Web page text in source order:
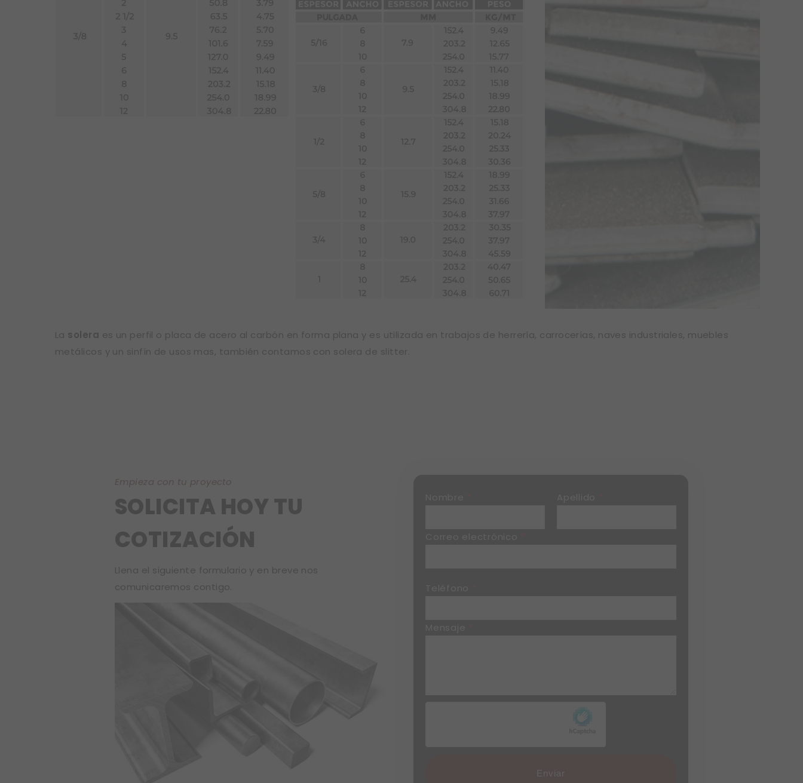
La solera es un perfil o placa de acero al carbón en forma plana y es utilizada en trabajos de herrería, carrocerías, naves industriales, muebles
metálicos y un sinfín de usos mas, también contamos con solera de slitter.
Empieza con tu proyecto
SOLICITA HOY TU
COTIZACIÓN
Llena el siguiente formulario y en breve nos
comunicaremos contigo.